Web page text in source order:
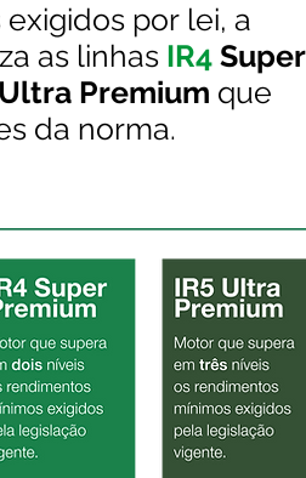
por lei, a
as linhas IR4 Super
Ultra Premium que
da norma.